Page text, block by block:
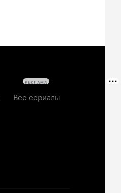
Все сериалы
РЕКЛАМА